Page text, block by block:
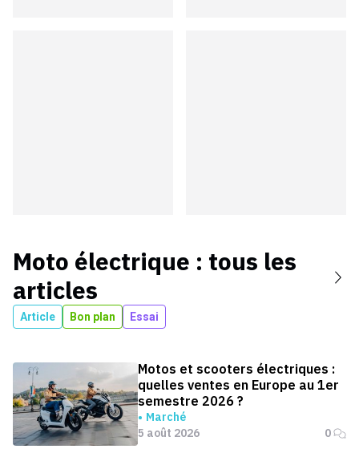
Moto électrique : tous les
articles
Article Bon plan Essai
Motos et scooters électriques :
quelles ventes en Europe au 1er
semestre 2026 ?
Marché
5 août 2026
0